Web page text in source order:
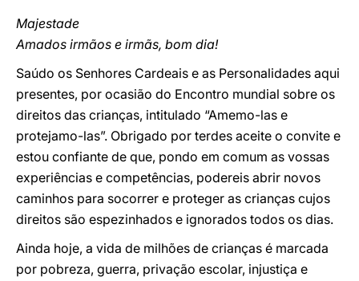
Majestade
Amados irmãos e irmãs, bom dia!
Saúdo os Senhores Cardeais e as Personalidades aqui
presentes, por ocasião do Encontro mundial sobre os
direitos das crianças, intitulado “Amemo-las e
protejamo-las”. Obrigado por terdes aceite o convite e
estou confiante de que, pondo em comum as vossas
experiências e competências, podereis abrir novos
caminhos para socorrer e proteger as crianças cujos
direitos são espezinhados e ignorados todos os dias.
Ainda hoje, a vida de milhões de crianças é marcada
por pobreza, guerra, privação escolar, injustiça e